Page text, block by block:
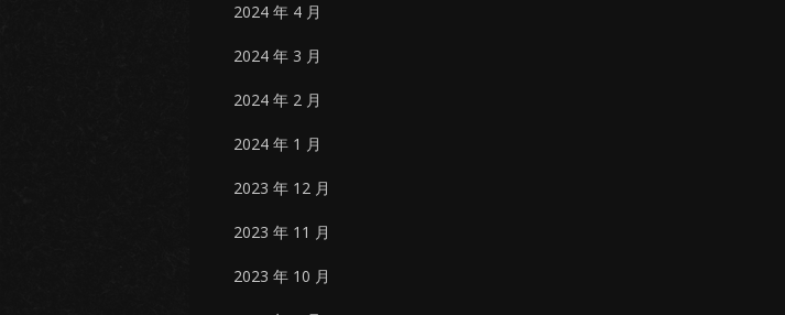
2024 年 4 月
2024 年 3 月
2024 年 2 月
2024 年 1 月
2023 年 12 月
2023 年 11 月
2023 年 10 月